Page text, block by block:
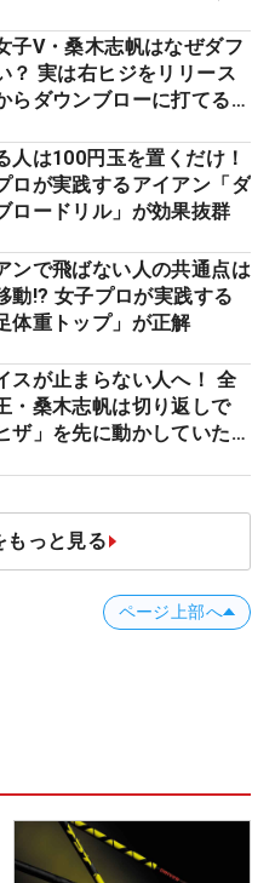
子V・桑木志帆はなぜダフ
？ 実は右ヒジをリリース
らダウンブローに打てる #
人は100円玉を置くだけ！
ロが実践するアイアン「ダ
ロードリル」が効果抜群
ンで飛ばない人の共通点は
動!? 女子プロが実践する
体重トップ」が正解
スが止まらない人へ！ 全
・桑木志帆は切り返しで
ザ」を先に動かしていた
もっと見る
ページ上部へ